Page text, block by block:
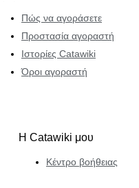
Πώς να αγοράσετε
Προστασία αγοραστή
Ιστορίες Catawiki
Όροι αγοραστή
Η Catawiki μου
Κέντρο βοήθειας